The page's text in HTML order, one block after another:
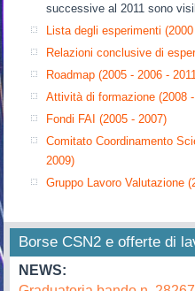
successive al 2011 sono
Lista degli esperimenti
Relazioni conclusive di
Roadmap (2005 - 2006 -
Attività di formazione (2008
Fondi FAI (2005 - 2007)
Comitato Coordinamento
2009)
Gruppo Lavoro Valutazione
Borse CSN2 e offerte di
NEWS: